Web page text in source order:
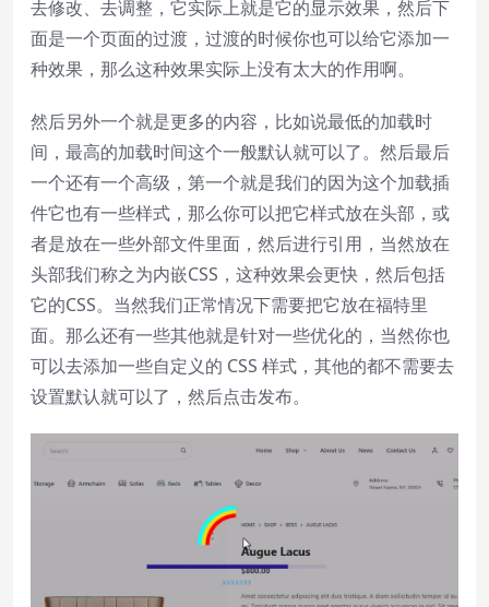
去修改、去调整，它实际上就是它的显示效果，然后下
面是一个页面的过渡，过渡的时候你也可以给它添加一
种效果，那么这种效果实际上没有太大的作用啊。
然后另外一个就是更多的内容，比如说最低的加载时
间，最高的加载时间这个一般默认就可以了。然后最后
一个还有一个高级，第一个就是我们的因为这个加载插
件它也有一些样式，那么你可以把它样式放在头部，或
者是放在一些外部文件里面，然后进行引用，当然放在
头部我们称之为内嵌CSS，这种效果会更快，然后包括
它的CSS。当然我们正常情况下需要把它放在福特里
面。那么还有一些其他就是针对一些优化的，当然你也
可以去添加一些自定义的 CSS 样式，其他的都不需要去
设置默认就可以了，然后点击发布。